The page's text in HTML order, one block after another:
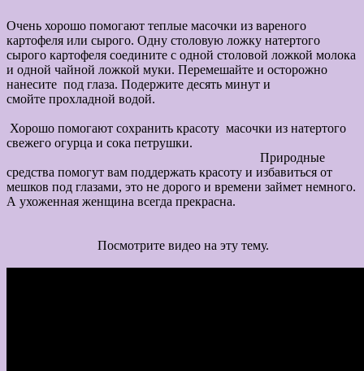
Очень хорошо помогают теплые масочки из вареного
картофеля или сырого. Одну столовую ложку натертого
сырого картофеля соедините с одной столовой ложкой молока
и одной чайной ложкой муки. Перемешайте и осторожно
нанесите под глаза. Подержите десять минут и
смойте прохладной водой.
Хорошо помогают сохранить красоту масочки из натертого
свежего огурца и сока петрушки.
Природные
средства помогут вам поддержать красоту и избавиться от
мешков под глазами, это не дорого и времени займет немного.
А ухоженная женщина всегда прекрасна.
Посмотрите видео на эту тему.